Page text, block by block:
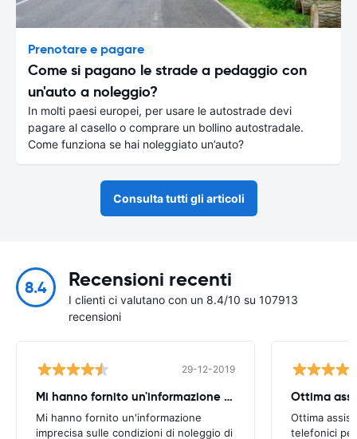
Prenotare e pagare
Come si pagano le strade a pedaggio con
un'auto a noleggio?
In molti paesi europei, per usare le autostrade devi
pagare al casello o comprare un bollino autostradale.
Come funziona se hai noleggiato un’auto?
Consulta tutti gli articoli
8.4 Recensioni recenti
I clienti ci valutano con un 8.4/10 su 107913
recensioni
29-12-2019
Mi hanno fornito un'informazione imprecisa
Mi hanno fornito un'informazione
imprecisa sulle condizioni di noleggio di
Ottima
telefonici